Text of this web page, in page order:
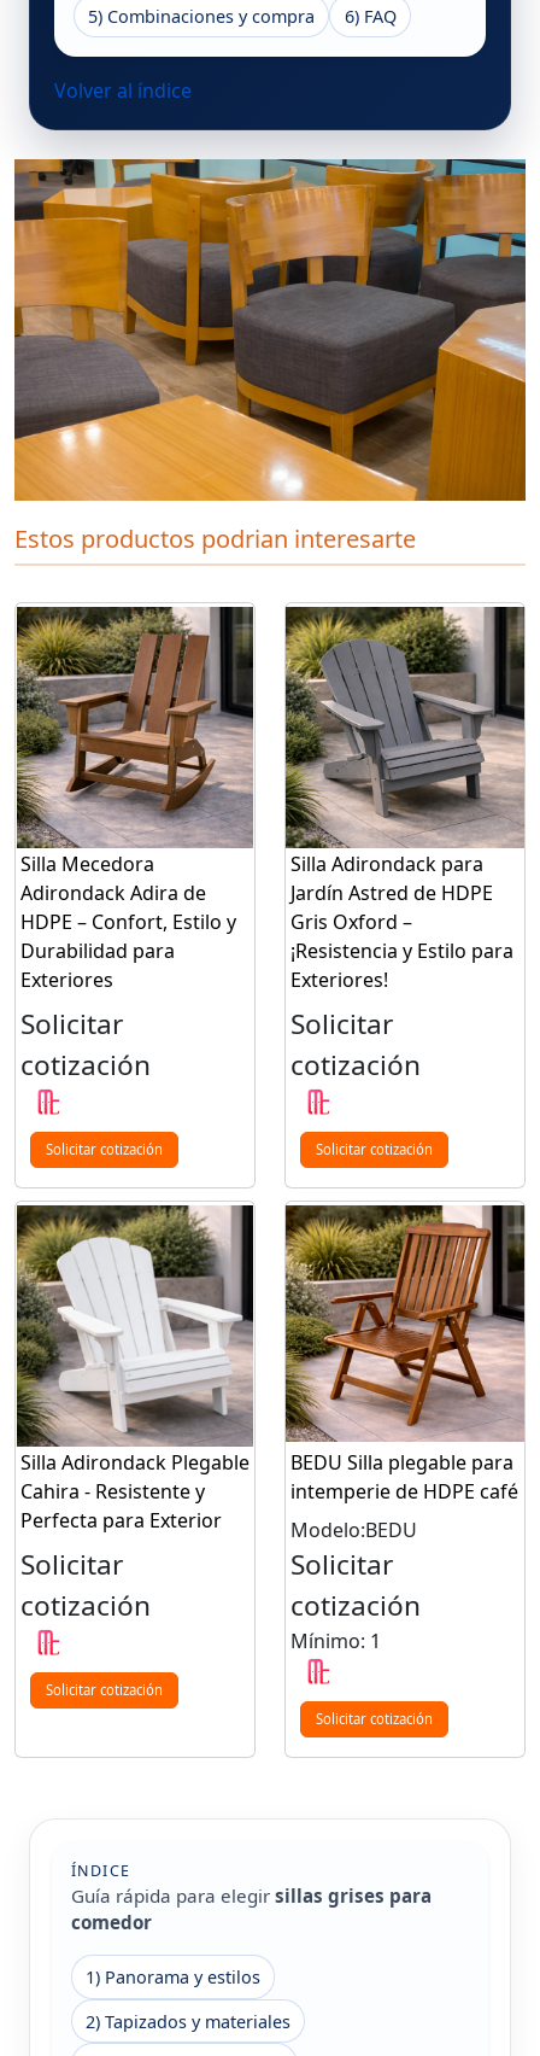
5) Combinaciones y compra
6) FAQ
Volver al índice
Estos productos podrian interesarte
Silla Mecedora
Adirondack Adira de
HDPE – Confort, Estilo y
Durabilidad para
Exteriores
Solicitar
cotización
Solicitar cotización
Silla Adirondack para
Jardín Astred de HDPE
Gris Oxford –
¡Resistencia y Estilo para
Exteriores!
Solicitar
cotización
Solicitar cotización
Silla Adirondack Plegable
Cahira - Resistente y
Perfecta para Exterior
Solicitar
cotización
Solicitar cotización
BEDU Silla plegable para
intemperie de HDPE café
Modelo:BEDU
Solicitar
cotización
Mínimo: 1
Solicitar cotización
ÍNDICE
Guía rápida para elegir sillas grises para
comedor
1) Panorama y estilos
2) Tapizados y materiales